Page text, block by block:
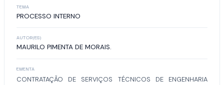
TEMA
PROCESSO INTERNO
AUTOR(ES)
MAURILO PIMENTA DE MORAIS.
EMENTA
CONTRATAÇÃO DE SERVIÇOS TÉCNICOS DE ENGENHARIA